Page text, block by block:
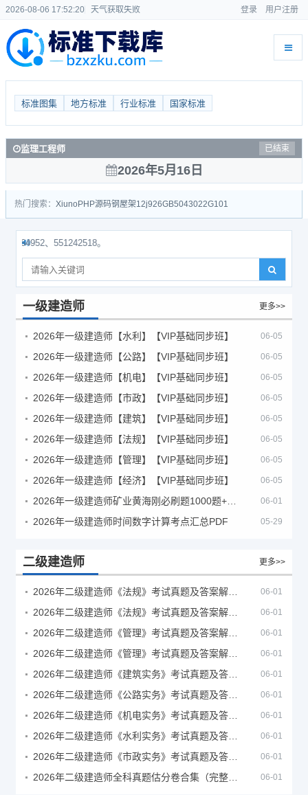
2026-08-06 17:52:21 天气获取失败 登录 用户注册
标准图集 地方标准 行业标准 国家标准
监理工程师 已结束
2026年5月16日
热门搜索： Xiuno PHP源码钢屋架12j926GB5043022G101
、551242518。
一级建造师 更多>>
2026年一级建造师【水利】【VIP基础同步班】 06-05
2026年一级建造师【公路】【VIP基础同步班】 06-05
2026年一级建造师【机电】【VIP基础同步班】 06-05
2026年一级建造师【市政】【VIP基础同步班】 06-05
2026年一级建造师【建筑】【VIP基础同步班】 06-05
2026年一级建造师【法规】【VIP基础同步班】 06-05
2026年一级建造师【管理】【VIP基础同步班】 06-05
2026年一级建造师【经济】【VIP基础同步班】 06-05
06-01
2026年一级建造师时间数字计算考点汇总PDF 05-29
二级建造师 更多>>
06-01
06-01
06-01
06-01
06-01
06-01
06-01
06-01
06-01
06-01